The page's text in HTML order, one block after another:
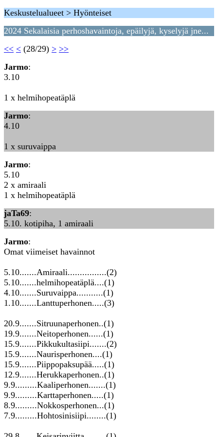
Keskustelualueet > Hyönteiset
2024 Sekalaisia perhoshavaintoja, epäilyjä, kyselyjä jne...
<< < (28/29) > >>
Jarmo:
3.10
1 x helmihopeatäplä
Jarmo:
4.10
1 x suruvaippa
Jarmo:
5.10
2 x amiraali
1 x helmihopeatäplä
jaTa69:
5.10. kotipiha, 1 amiraali
Jarmo:
Omat viimeiset havainnot
5.10.......Amiraali................(2)
5.10.......helmihopeatäplä....(1)
4.10.......Suruvaippa...........(1)
1.10.......Lanttuperhonen.....(3)
20.9.......Sitruunaperhonen..(1)
19.9.......Neitoperhonen......(1)
15.9.......Pikkukultasiipi.......(2)
15.9.......Naurisperhonen....(1)
15.9.......Piippopaksupää.....(1)
12.9.......Herukkaperhonen..(1)
9.9.........Kaaliperhonen.......(1)
9.9.........Karttaperhonen.....(1)
8.9.........Nokkosperhonen...(1)
7.9.........Hohtosinisiipi........(1)